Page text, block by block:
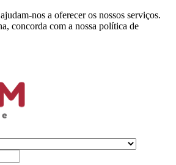
nos a oferecer os nossos serviços.
concorda com a nossa política de